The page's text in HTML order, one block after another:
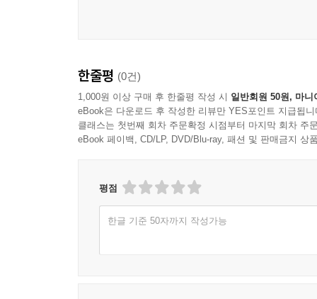
미미의 친구 ‘목욕 가운’의 놀라운 기지로 간
직면한다. 부모님이 헬싱키에서 멀리 떨어진 시
만나지 못하게 되는 걸까?
뒤에도 절대 희망을 잃어선 안 돼, 무슨 말인지
잃어선 안 돼. 모든 게 다 잘될 거야.” 영문 모를
가운의 메시지를 이해하지 못한다. 이 모든 모험
한줄평 (0건)
1,000원 이상 구매 후 한줄평 작성 시 일반회원 50원, 마니
eBook은 다운로드 후 작성한 리뷰만 YES포인트 지급됩니
클래스는 첫번째 회차 주문확정 시점부터 마지막 회차 주
eBook 페이백, CD/LP, DVD/Blu-ray, 패션 및 판매금지 상
평점
한글 기준 50자까지 작성가능